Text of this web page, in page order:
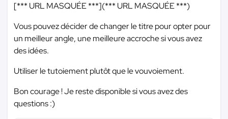
[*** URL MASQUÉE ***](*** URL MASQUÉE ***)
Vous pouvez décider de changer le titre pour opter pour
un meilleur angle, une meilleure accroche si vous avez
des idées.
Utiliser le tutoiement plutôt que le vouvoiement.
Bon courage ! Je reste disponible si vous avez des
questions :)